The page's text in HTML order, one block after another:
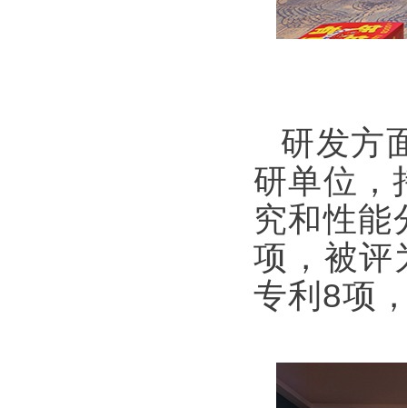
研发方
研单位，
究和性能
项，被评
专利8项